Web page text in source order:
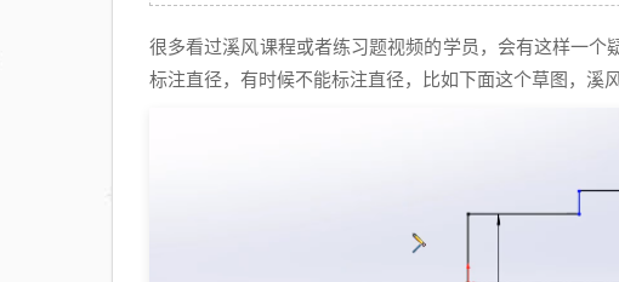
很多看过溪风课程或者练习题视频的学员，会有这样一
标注直径，有时候不能标注直径，比如下面这个草图，溪